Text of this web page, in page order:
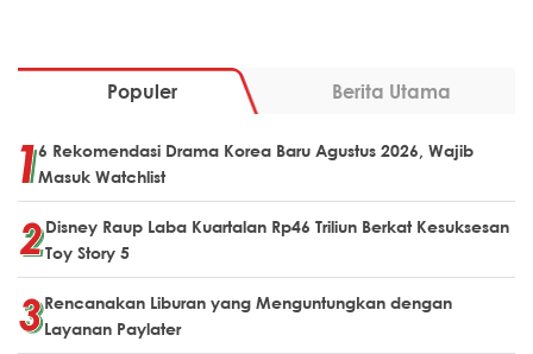
Populer Berita Utama
6 Rekomendasi Drama Korea Baru Agustus 2026, Wajib
Masuk Watchlist
Disney Raup Laba Kuartalan Rp46 Triliun Berkat Kesuksesan
Toy Story 5
Rencanakan Liburan yang Menguntungkan dengan
Layanan Paylater